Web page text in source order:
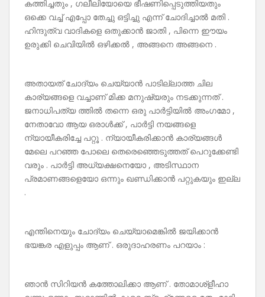
കത്തിച്ചതും , ഗലീലിയോയെ ഭീഷണിപ്പെടുത്തിയതും
ഒക്കെ വച്ച് എപ്പോ തേച്ചു ഒട്ടിച്ചു എന്ന് ചോദിച്ചാൽ മതി .
ഹിന്ദുത്വ വാദികളെ ഒതുക്കാൻ ജാതി , പിന്നെ ഈയം
ഉരുക്കി ചെവിയിൽ ഒഴിക്കൽ , അങ്ങനെ അങ്ങനെ .
അതായത് ചോദ്യം ചെയ്യാൻ പാടില്ലാത്ത ചില
കാര്യങ്ങളെ വച്ചാണ് മിക്ക മനുഷ്യരും നടക്കുന്നത് .
ജനാധിപത്യ ത്തിൽ തന്നെ ഒരു പാർട്ടിയിൽ അംഗമോ ,
നേതാവോ ആയ ഒരാൾക്ക് , പാർട്ടി നയങ്ങളെ
ന്യായീകരിച്ചേ പറ്റൂ . ന്യായീകരിക്കാൻ കാര്യങ്ങൾ
മേലെ പറഞ്ഞ പോലെ തെരെഞ്ഞെടുത്തത് പെറുക്കേണ്ടി
വരും . പാർട്ടി അധ്യക്ഷനെയോ , അടിസ്ഥാന
പ്രമാണങ്ങളെയോ ഒന്നും ഖണ്ഡിക്കാൻ പറ്റുകയും ഇല്ല
.
എന്തിനെയും ചോദ്യം ചെയ്യാമെങ്കിൽ ജയിക്കാൻ
ഭയങ്കര എളുപ്പം ആണ് . ഒരുദാഹരണം പറയാം :
ഞാൻ സിറിയൻ കത്തോലിക്കാ ആണ് . തോമാശ്ളീഹാ